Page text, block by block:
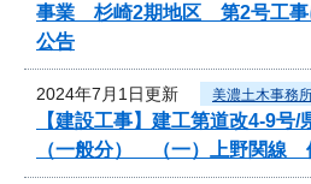
事業 杉崎2期地区 第2号工事
公告
2024年7月1日更新 美濃土木事務
【建設工事】建工第道改4-9
（一般分） （一）上野関線